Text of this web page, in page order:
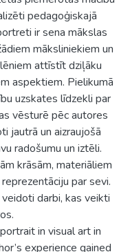
pedagoģiskajā
ir sena mākslas
māksliniekiem un
attīstīt dziļāku
aspektiem. Pielikumā
uzskates līdzekli par
vēsturē pēc autores
jautrā un aizraujošā
radošumu un iztēli.
krāsām, materiāliem
par sevi.
darbi, kas veikti
in visual art in
experience gained